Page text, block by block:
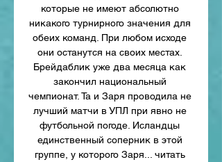
которые не имеют абсолютно
никакого турнирного значения для
обеих команд. При любом исходе
они останутся на своих местах.
Брейдаблик уже два месяца как
закончил национальный
чемпионат. Та и Заря проводила не
лучший матчи в УПЛ при явно не
футбольной погоде. Исландцы
единственный соперник в этой
группе, у которого Заря... читать